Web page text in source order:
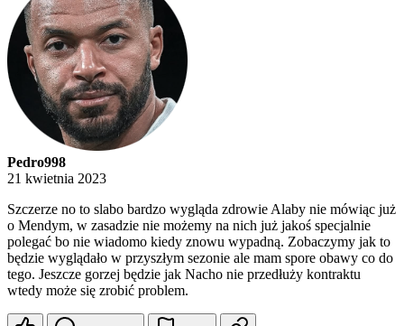
Pedro998
21 kwietnia 2023
Szczerze no to slabo bardzo wygląda zdrowie Alaby nie mówiąc już
o Mendym, w zasadzie nie możemy na nich już jakoś specjalnie
polegać bo nie wiadomo kiedy znowu wypadną. Zobaczymy jak to
będzie wyglądało w przyszłym sezonie ale mam spore obawy co do
tego. Jeszcze gorzej będzie jak Nacho nie przedłuży kontraktu
wtedy może się zrobić problem.